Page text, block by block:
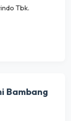
Tbk.
Bambang